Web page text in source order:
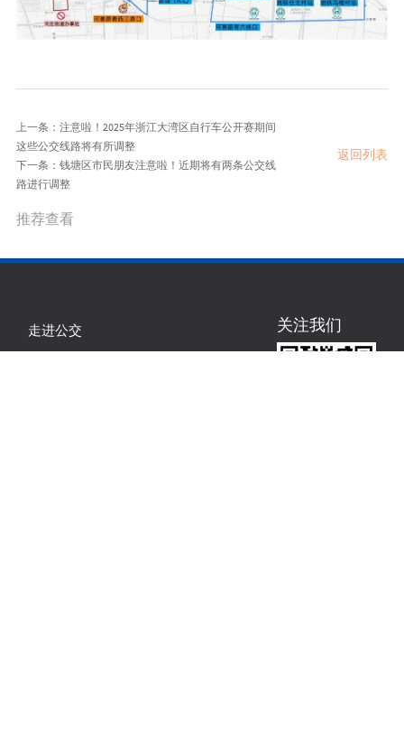
上一条：注意啦！2025年浙江大湾区自行车公开赛期间
这些公交线路将有所调整
下一条：钱塘区市民朋友注意啦！近期将有两条公交线
路进行调整
返回列表
推荐查看
走进公交 关注我们